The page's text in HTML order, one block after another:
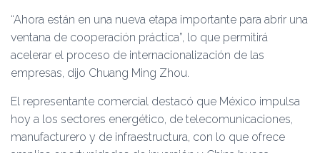
“Ahora están en una nueva etapa importante para abrir una
ventana de cooperación práctica”, lo que permitirá
acelerar el proceso de internacionalización de las
empresas, dijo Chuang Ming Zhou.
El representante comercial destacó que México impulsa
hoy a los sectores energético, de telecomunicaciones,
manufacturero y de infraestructura, con lo que ofrece